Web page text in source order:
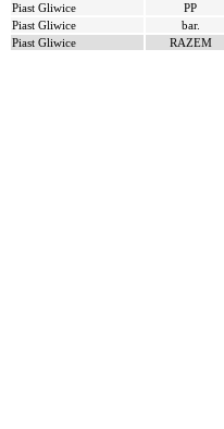
Piast Gliwice
PP
Piast Gliwice
bar.
Piast Gliwice
RAZEM